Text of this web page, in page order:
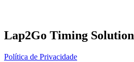
Lap2Go Timing Solution
Política de Privacidade